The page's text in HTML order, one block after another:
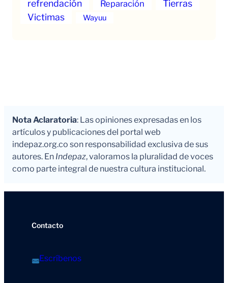
refrendación Reparación
Tierras
Victimas
Wayuu
Nota Aclaratoria: Las opiniones expresadas en los
artículos y publicaciones del portal web
indepaz.org.co son responsabilidad exclusiva de sus
autores. En Indepaz, valoramos la pluralidad de voces
como parte integral de nuestra cultura institucional.
Contacto
Escríbenos